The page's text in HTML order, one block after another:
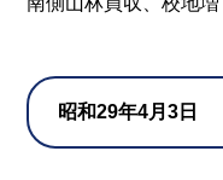
昭和29年4月3日